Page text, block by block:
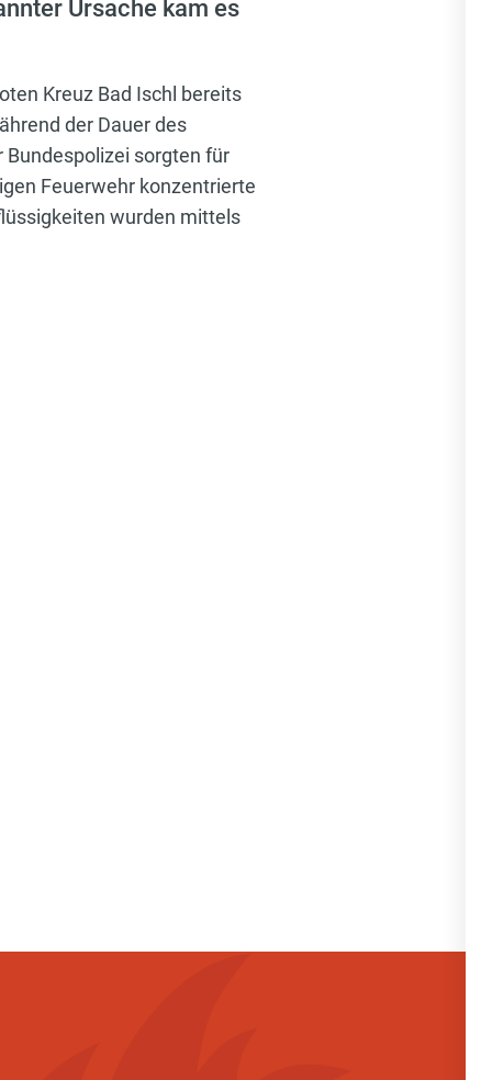
Ursache kam es
Kreuz Bad Ischl bereits
der Dauer des
Bundespolizei sorgten für
Feuerwehr konzentrierte
wurden mittels